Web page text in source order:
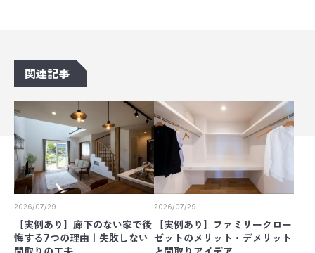
関連記事
2026/07/29
【実例あり】廊下のない家で後
悔する7つの理由｜失敗しない
2026/07/29
【実例あり】ファミリークロー
ゼットのメリット・デメリット